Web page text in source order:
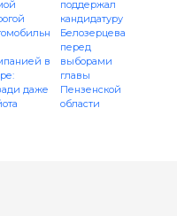
в
даже
поддержал
кандидатуру
Белозерцева
перед
выборами
главы
Пензенской
области